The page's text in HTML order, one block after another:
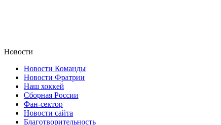
Новости
Новости Команды
Новости Фратрии
Наш хоккей
Сборная России
Фан-cектор
Новости сайта
Благотворительность